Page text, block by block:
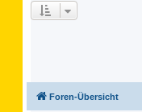
Foren-Übersicht